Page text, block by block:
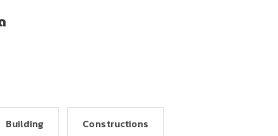
Building Constructions